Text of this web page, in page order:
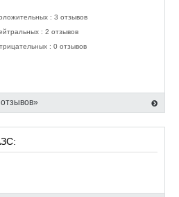
: 3 отзывов
: 2 отзывов
: 0 отзывов